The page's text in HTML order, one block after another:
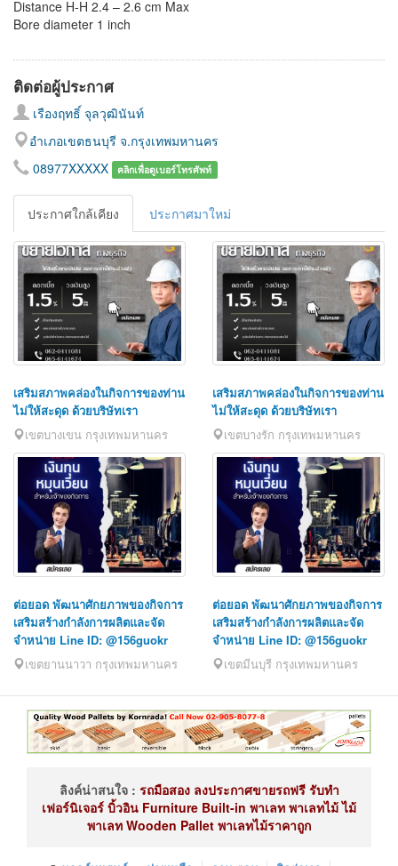
Distance H-H 2.4 – 2.6 cm Max
Bore diameter 1 inch
ติดต่อผู้ประกาศ
เรืองฤทธิ์ จุลวุฒินันท์
อำเภอเขตธนบุรี จ.กรุงเทพมหานคร
08977XXXXX
คลิกเพื่อดูเบอร์โทรศัพท์
ประกาศใกล้เคียง ประกาศมาใหม่
เสริมสภาพคล่องในกิจการของท่าน
ไม่ให้สะดุด ด้วยบริษัทเรา
เขตบางเขน กรุงเทพมหานคร
เสริมสภาพคล่องในกิจการของท่าน
ไม่ให้สะดุด ด้วยบริษัทเรา
เขตบางรัก กรุงเทพมหานคร
ต่อยอด พัฒนาศักยภาพของกิจการ
เสริมสร้างกำลังการผลิตและจัด
จำหน่าย Line ID: @156guokr
เขตยานนาวา กรุงเทพมหานคร
ต่อยอด พัฒนาศักยภาพของกิจการ
เสริมสร้างกำลังการผลิตและจัด
จำหน่าย Line ID: @156guokr
เขตมีนบุรี กรุงเทพมหานคร
ลิงค์น่าสนใจ : รถมือสอง ลงประกาศขายรถฟรี รับทำ
เฟอร์นิเจอร์ บิ้วอิน Furniture Built-in พาเลท พาเลทไม้ ไม้
พาเลท Wooden Pallet พาเลทไม้ราคาถูก